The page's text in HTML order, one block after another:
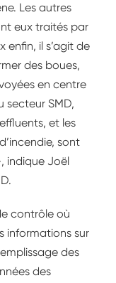
Les autres
eux traités par
enfin, il s’agit de
des boues,
en centre
secteur SMD,
et les
sont
indique Joël
contrôle où
informations sur
des
des